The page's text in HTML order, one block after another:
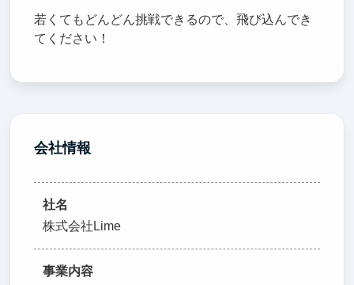
若くてもどんどん挑戦できるので、飛び込んでき
てください！
会社情報
社名
株式会社Lime
事業内容